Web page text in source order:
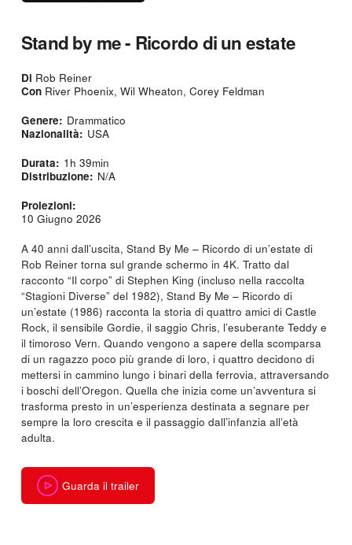
Stand by me - Ricordo di un estate
Di Rob Reiner
ConRiver Phoenix, Wil Wheaton, Corey Feldman
Genere: Drammatico
Nazionalità: USA
Durata: 1h 39min
Distribuzione: N/A
Proiezioni:
10 Giugno 2026
A 40 anni dall’uscita, Stand By Me – Ricordo di un’estate di
Rob Reiner torna sul grande schermo in 4K. Tratto dal
racconto “Il corpo” di Stephen King (incluso nella raccolta
“Stagioni Diverse” del 1982), Stand By Me – Ricordo di
un’estate (1986) racconta la storia di quattro amici di Castle
Rock, il sensibile Gordie, il saggio Chris, l’esuberante Teddy e
il timoroso Vern. Quando vengono a sapere della scomparsa
di un ragazzo poco più grande di loro, i quattro decidono di
mettersi in cammino lungo i binari della ferrovia, attraversando
i boschi dell’Oregon. Quella che inizia come un’avventura si
trasforma presto in un’esperienza destinata a segnare per
sempre la loro crescita e il passaggio dall’infanzia all’età
adulta.
Guarda il trailer